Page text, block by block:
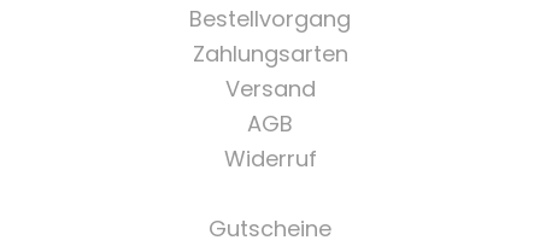
Bestellvorgang
Zahlungsarten
Versand
AGB
Widerruf
Gutscheine